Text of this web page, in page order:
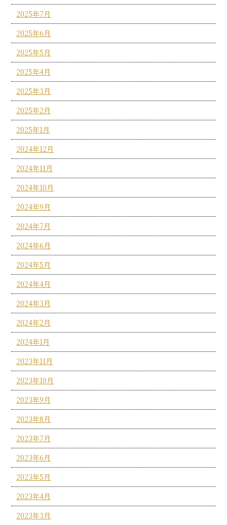
2025年7月
2025年6月
2025年5月
2025年4月
2025年3月
2025年2月
2025年1月
2024年12月
2024年11月
2024年10月
2024年9月
2024年7月
2024年6月
2024年5月
2024年4月
2024年3月
2024年2月
2024年1月
2023年11月
2023年10月
2023年9月
2023年8月
2023年7月
2023年6月
2023年5月
2023年4月
2023年3月